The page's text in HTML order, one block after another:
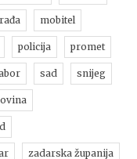
mobitel
policija promet
sad snijeg
zadarska županija